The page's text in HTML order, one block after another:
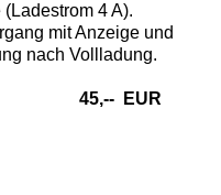
(Ladestrom 4 A).
mit Anzeige und
nach Vollladung.
EUR